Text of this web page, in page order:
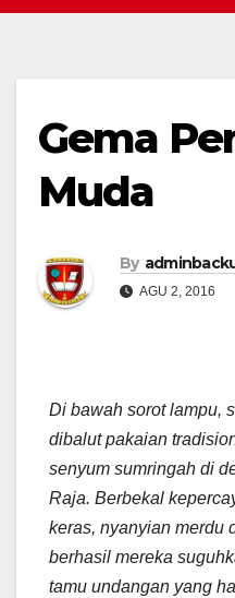
Gema
Muda
By
AGU 2, 2016
Di bawah sorot lampu,
dibalut pakaian
senyum sumringah di
Raja. Berbekal
keras, nyanyian merdu
berhasil mereka
tamu undangan yang